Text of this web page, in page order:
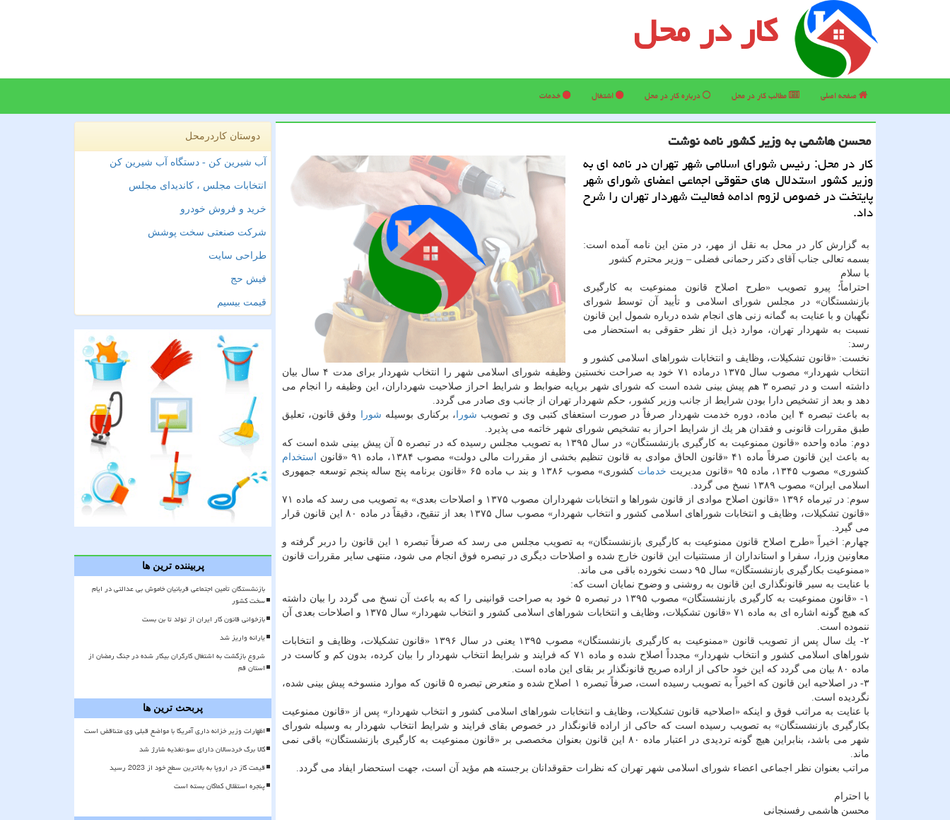
کار در محل
صفحه اصلی مطالب كار در محل درباره كار در محل اشتغال خدمات
محسن هاشمی به وزیر كشور نامه نوشت
كار در محل: رئیس شورای اسلامی شهر تهران در نامه ای به
وزیر كشور استدلال های حقوقی اجماعی اعضای شورای شهر
پایتخت در خصوص لزوم ادامه فعالیت شهردار تهران را شرح
داد.
به گزارش كار در محل به نقل از مهر، در متن این نامه آمده است:
بسمه تعالی جناب آقای دكتر رحمانی فضلی – وزیر محترم كشور
با سلام
احتراماً؛ پیرو تصویب «طرح اصلاح قانون ممنوعیت به كارگیری
بازنشستگان» در مجلس شورای اسلامی و تأیید آن توسط شورای
نگهبان و با عنایت به گمانه زنی های انجام شده درباره شمول این قانون
نسبت به شهردار تهران، موارد ذیل از نظر حقوقی به استحضار می
رسد:
نخست: «قانون تشكیلات، وظایف و انتخابات شوراهای اسلامی كشور و
انتخاب شهردار» مصوب سال ۱۳۷۵ درماده ۷۱ خود به صراحت نخستین وظیفه شورای اسلامی شهر را انتخاب شهردار برای مدت ۴ سال بیان
داشته است و در تبصره ۳ هم پیش بینی شده است كه شورای شهر برپایه ضوابط و شرایط احراز صلاحیت شهرداران، این وظیفه را انجام می
دهد و بعد از تشخیص دارا بودن شرایط از جانب وزیر كشور، حكم شهردار تهران از جانب وی صادر می گردد.
به باعث تبصره ۴ این ماده، دوره خدمت شهردار صرفاً در صورت استعفای كتبی وی و تصویب
شورا ، بركناری بوسیله شورا
وفق قانون، تعلیق
طبق مقررات قانونی و فقدان هر یك از شرایط احراز به تشخیص شورای شهر خاتمه می پذیرد.
دوم: ماده واحده «قانون ممنوعیت به كارگیری بازنشستگان» در سال ۱۳۹۵ به تصویب مجلس رسیده كه در تبصره ۵ آن پیش بینی شده است كه
به باعث این قانون صرفاً ماده ۴۱ «قانون الحاق موادی به قانون تنظیم بخشی از مقررات مالی دولت» مصوب ۱۳۸۴، ماده ۹۱ «قانون
استخدام
كشوری» مصوب ۱۳۴۵، ماده ۹۵ «قانون مدیریت
خدمات
كشوری» مصوب ۱۳۸۶ و بند ب ماده ۶۵ «قانون برنامه پنج ساله پنجم توسعه جمهوری
اسلامی ایران» مصوب ۱۳۸۹ نسخ می گردد.
سوم: در تیرماه ۱۳۹۶ «قانون اصلاح موادی از قانون شوراها و انتخابات شهرداران مصوب ۱۳۷۵ و اصلاحات بعدی» به تصویب می رسد كه ماده ۷۱
«قانون تشكیلات، وظایف و انتخابات شوراهای اسلامی كشور و انتخاب شهردار» مصوب سال ۱۳۷۵ بعد از تنقیح، دقیقاً در ماده ۸۰ این قانون قرار
می گیرد.
چهارم: اخیراً «طرح اصلاح قانون ممنوعیت به كارگیری بازنشستگان» به تصویب مجلس می رسد كه صرفاً تبصره ۱ این قانون را دربر گرفته و
معاونین وزرا، سفرا و استانداران از مستثنیات این قانون خارج شده و اصلاحات دیگری در تبصره فوق انجام می شود، منتهی سایر مقررات قانون
«ممنوعیت بكارگیری بازنشستگان» سال ۹۵ دست نخورده باقی می ماند.
با عنایت به سیر قانونگذاری این قانون به روشنی و وضوح نمایان است كه:
۱- «قانون ممنوعیت به كارگیری بازنشستگان» مصوب ۱۳۹۵ در تبصره ۵ خود به صراحت قوانینی را كه به باعث آن نسخ می گردد را بیان داشته
كه هیچ گونه اشاره ای به ماده ۷۱ «قانون تشكیلات، وظایف و انتخابات شوراهای اسلامی كشور و انتخاب شهردار» سال ۱۳۷۵ و اصلاحات بعدی آن
ننموده است.
۲- یك سال پس از تصویب قانون «ممنوعیت به كارگیری بازنشستگان» مصوب ۱۳۹۵ یعنی در سال ۱۳۹۶ «قانون تشكیلات، وظایف و انتخابات
شوراهای اسلامی كشور و انتخاب شهردار» مجدداً اصلاح شده و ماده ۷۱ كه فرایند و شرایط انتخاب شهردار را بیان كرده، بدون كم و كاست در
ماده ۸۰ بیان می گردد كه این خود حاكی از اراده صریح قانونگذار بر بقای این ماده است.
۳- در اصلاحیه این قانون كه اخیراً به تصویب رسیده است، صرفاً تبصره ۱ اصلاح شده و متعرض تبصره ۵ قانون كه موارد منسوخه پیش بینی شده،
نگردیده است.
با عنایت به مراتب فوق و اینكه «اصلاحیه قانون تشكیلات، وظایف و انتخابات شوراهای اسلامی كشور و انتخاب شهردار» پس از «قانون ممنوعیت
بكارگیری بازنشستگان» به تصویب رسیده است كه حاكی از اراده قانونگذار در خصوص بقای فرایند و شرایط انتخاب شهردار به وسیله شورای
شهر می باشد، بنابراین هیچ گونه تردیدی در اعتبار ماده ۸۰ این قانون بعنوان مخصصی بر «قانون ممنوعیت به كارگیری بازنشستگان» باقی نمی
ماند.
مراتب بعنوان نظر اجماعی اعضاء شورای اسلامی شهر تهران كه نظرات حقوقدانان برجسته هم مؤید آن است، جهت استحضار ایفاد می گردد.
با احترام
محسن هاشمی رفسنجانی
دوستان کاردرمحل
آب شیرین کن - دستگاه آب شیرین کن
انتخابات مجلس ، کاندیدای مجلس
خرید و فروش خودرو
شرکت صنعتی سخت پوشش
طراحی سایت
فیش حج
قیمت بیسیم
پربیننده ترین ها
بازنشستگان تأمین اجتماعی قربانیان خاموش بی عدالتی در ایام
سخت کشور
بازخوانی قانون کار ایران از تولد تا بن بست
یارانه واریز شد
شروع بازگشت به اشتغال کارگران بیکار شده در جنگ رمضان از
استان قم
پربحث ترین ها
اظهارات وزیر خزانه داری آمریکا با مواضع قبلی وی متناقض است
کالا برگ خردسالان دارای سوءتغذیه شارژ شد
قیمت گاز در اروپا به بالاترین سطح خود از 2023 رسید
پنجره استقلال کماکان بسته است